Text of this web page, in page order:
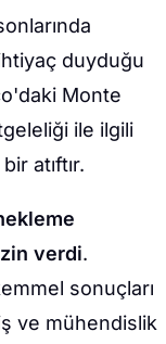
duyduğu
Monte
ile ilgili
atıftır.
verdi.
sonuçları
ve mühendislik